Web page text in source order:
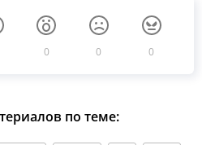
0 0 0
по теме: